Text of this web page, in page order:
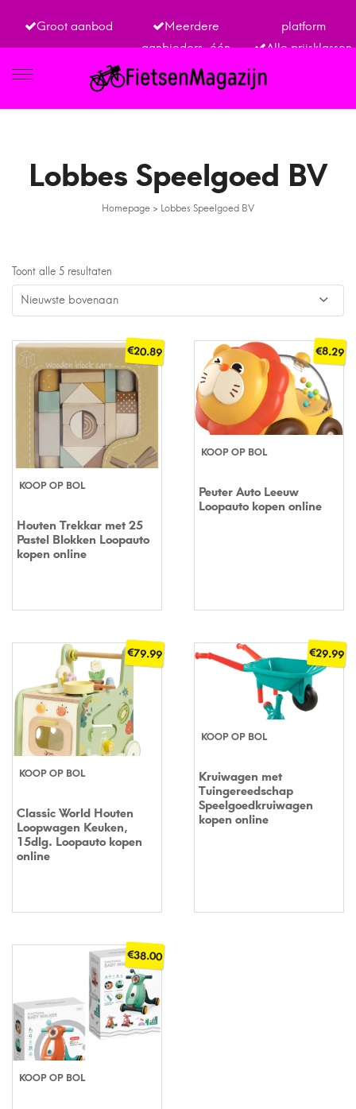
Groot aanbod
Meerdere
aanbieders, één
platform
Alle prijsklassen
Lobbes Speelgoed BV
Homepage > Lobbes Speelgoed BV
Toont alle 5 resultaten
KOOP OP BOL
Houten Trekkar met 25
Pastel Blokken Loopauto
kopen online
€20.89
KOOP OP BOL
Peuter Auto Leeuw
Loopauto kopen online
€8.29
KOOP OP BOL
Classic World Houten
Loopwagen Keuken,
15dlg. Loopauto kopen
online
€79.99
KOOP OP BOL
Kruiwagen met
Tuingereedschap
Speelgoedkruiwagen
kopen online
€29.99
KOOP OP BOL
€38.00